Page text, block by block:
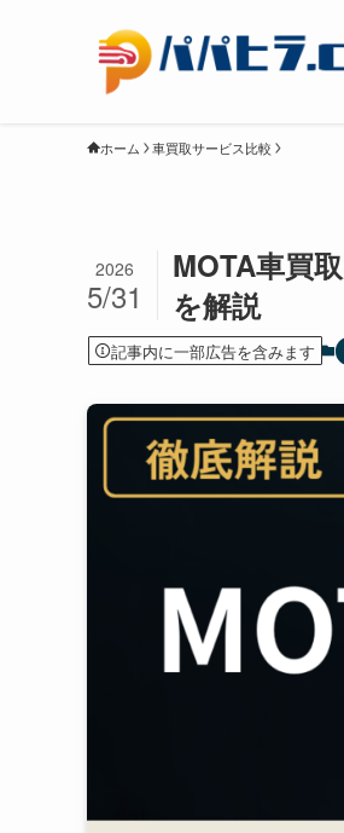
ホーム 車買取サービス比較
MOTA車買
を解説
2026
5/31
記事内に一部広告を含みます